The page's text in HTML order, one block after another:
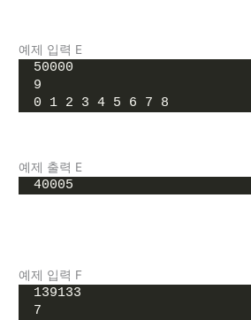
예제 입력 E
50000
9
0 1 2 3 4 5 6 7 8
예제 출력 E
40005
예제 입력 F
139133
7